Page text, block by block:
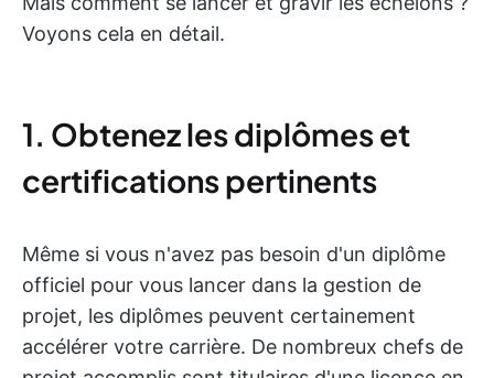
Voyons cela en détail.
1. Obtenez les diplômes et
certifications pertinents
Même si vous n'avez pas besoin d'un diplôme
officiel pour vous lancer dans la gestion de
projet, les diplômes peuvent certainement
accélérer votre carrière. De nombreux chefs de